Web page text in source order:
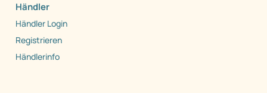
Händler
Händler Login
Registrieren
Händlerinfo